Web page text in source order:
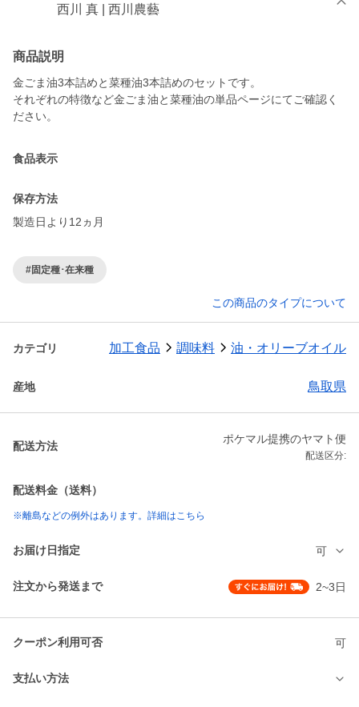
西川 真 | 西川農藝
商品説明
金ごま油3本詰めと菜種油3本詰めのセットです。
それぞれの特徴など金ごま油と菜種油の単品ページにてご確認く
ださい。
食品表示
保存方法
製造日より12ヵ月
#固定種･在来種
この商品のタイプについて
カテゴリ 加工食品 調味料 油・オリーブオイル
産地 鳥取県
配送方法
ポケマル提携のヤマト便
配送区分:
配送料金（送料）
※離島などの例外はあります。詳細はこちら
お届け日指定 可
注文から発送まで 2~3日
クーポン利用可否 可
支払い方法